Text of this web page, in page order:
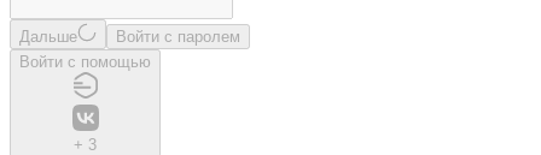
Дальше
Войти с паролем
Войти с помощью
+ 3